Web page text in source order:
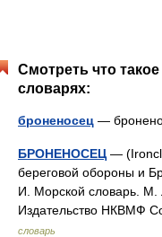
Смотреть что
словарях:
броненосец —
БРОНЕНОСЕЦ —
береговой обороны и
И. Морской словарь. М.
Издательство НКВМФ
словарь